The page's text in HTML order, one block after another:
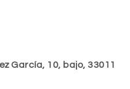
García, 10, bajo, 33011